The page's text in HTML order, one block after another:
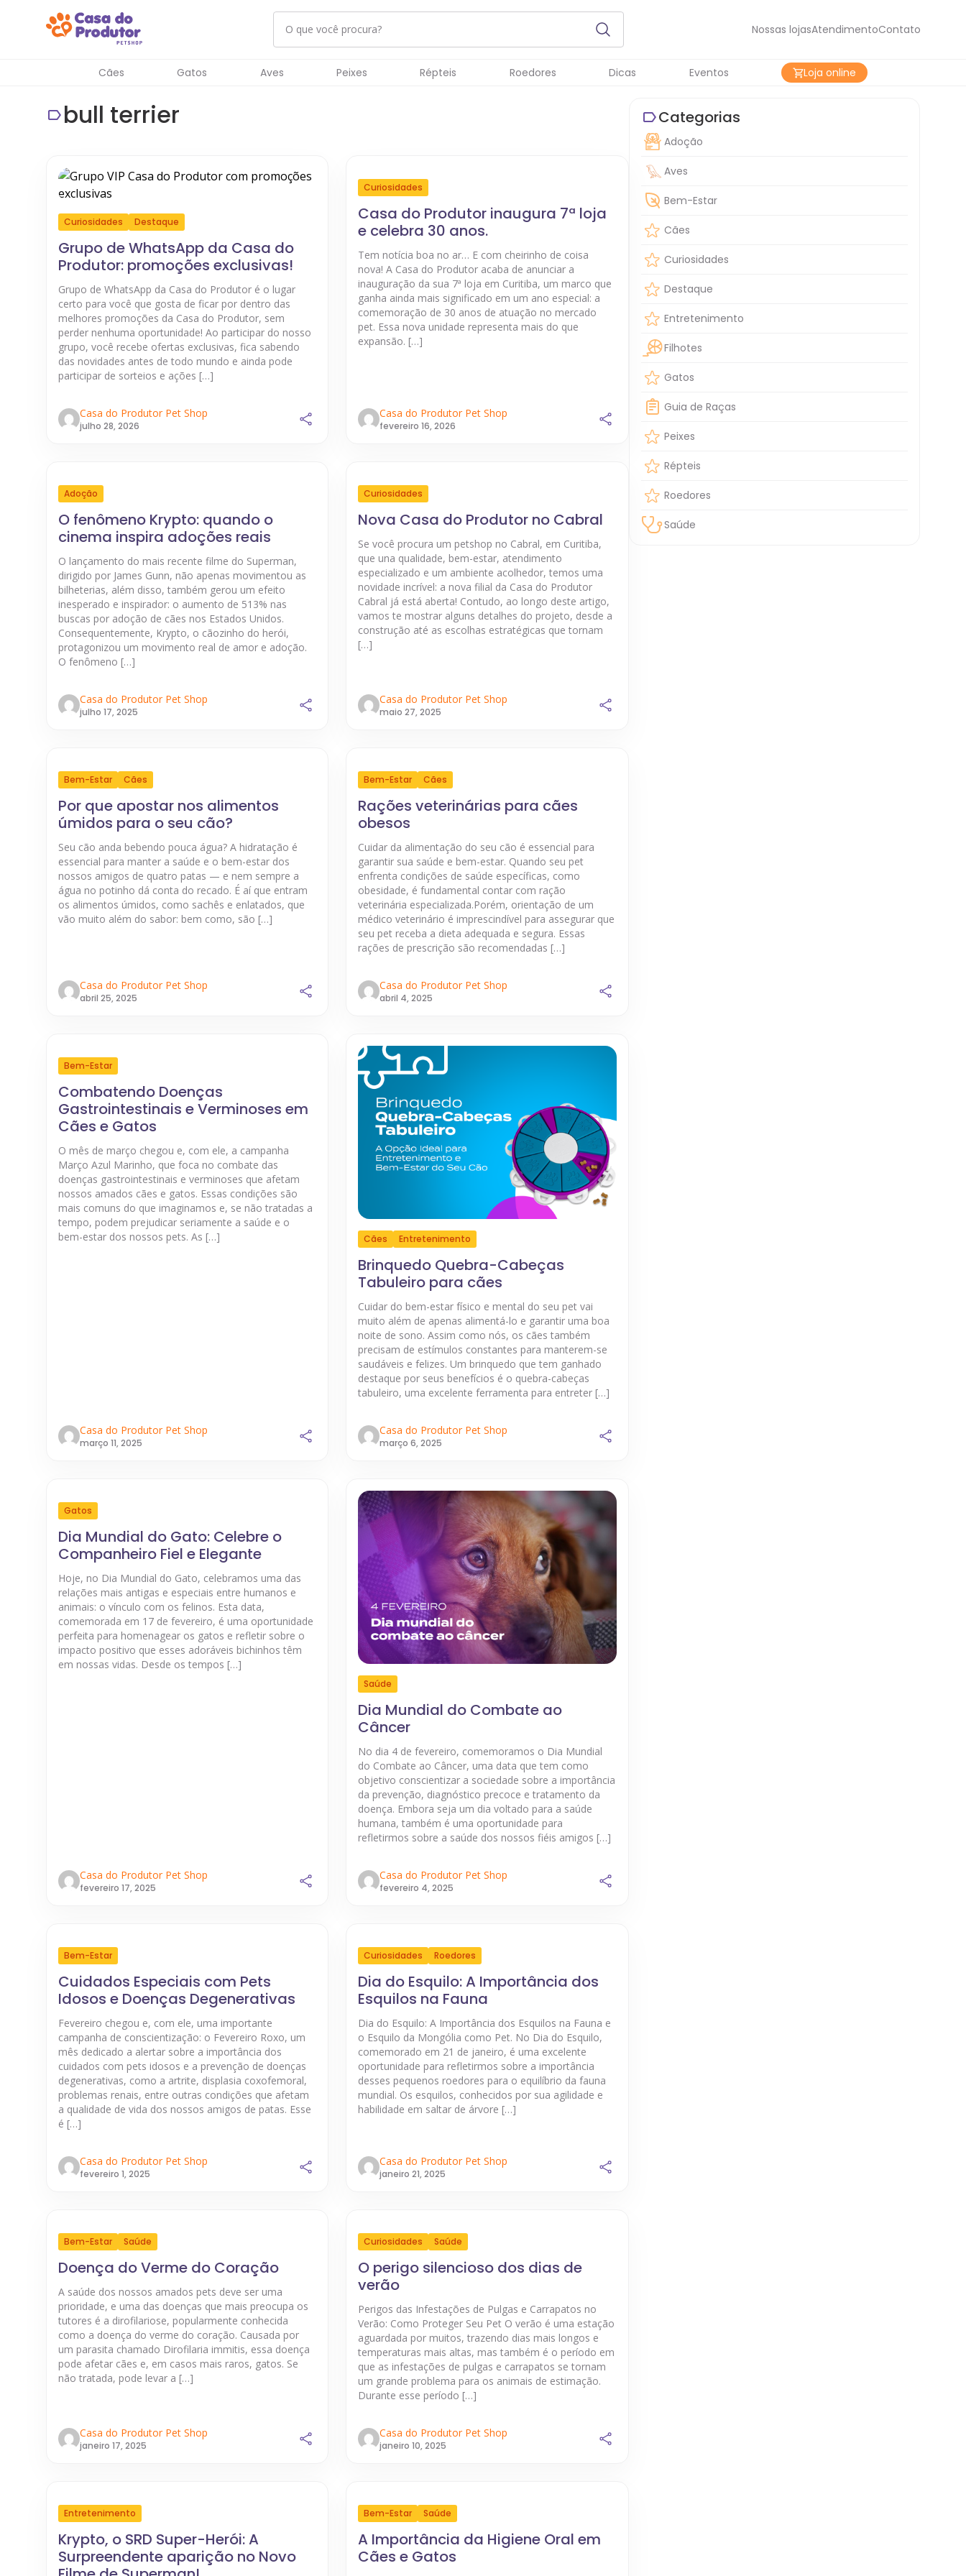
Nossas lojasAtendimentoContato
Cães Gatos Aves Peixes Répteis Roedores Dicas Eventos Loja online
bull terrier
Curiosidades Destaque
Grupo de WhatsApp da Casa do
Produtor: promoções exclusivas!
Grupo de WhatsApp da Casa do Produtor é o lugar
certo para você que gosta de ficar por dentro das
melhores promoções da Casa do Produtor, sem
perder nenhuma oportunidade! Ao participar do nosso
grupo, você recebe ofertas exclusivas, fica sabendo
das novidades antes de todo mundo e ainda pode
participar de sorteios e ações […]
Casa do Produtor Pet Shop
julho 28, 2026
Curiosidades
Casa do Produtor inaugura 7ª loja
e celebra 30 anos.
Tem notícia boa no ar… E com cheirinho de coisa
nova! A Casa do Produtor acaba de anunciar a
inauguração da sua 7ª loja em Curitiba, um marco que
ganha ainda mais significado em um ano especial: a
comemoração de 30 anos de atuação no mercado
pet. Essa nova unidade representa mais do que
expansão. […]
Casa do Produtor Pet Shop
fevereiro 16, 2026
Adoção
O fenômeno Krypto: quando o
cinema inspira adoções reais
O lançamento do mais recente filme do Superman,
dirigido por James Gunn, não apenas movimentou as
bilheterias, além disso, também gerou um efeito
inesperado e inspirador: o aumento de 513% nas
buscas por adoção de cães nos Estados Unidos.
Consequentemente, Krypto, o cãozinho do herói,
protagonizou um movimento real de amor e adoção.
O fenômeno […]
Casa do Produtor Pet Shop
julho 17, 2025
Curiosidades
Nova Casa do Produtor no Cabral
Se você procura um petshop no Cabral, em Curitiba,
que una qualidade, bem-estar, atendimento
especializado e um ambiente acolhedor, temos uma
novidade incrível: a nova filial da Casa do Produtor
Cabral já está aberta! Contudo, ao longo deste artigo,
vamos te mostrar alguns detalhes do projeto, desde a
construção até as escolhas estratégicas que tornam
[…]
Casa do Produtor Pet Shop
maio 27, 2025
Bem-Estar Cães
Por que apostar nos alimentos
úmidos para o seu cão?
Seu cão anda bebendo pouca água? A hidratação é
essencial para manter a saúde e o bem-estar dos
nossos amigos de quatro patas — e nem sempre a
água no potinho dá conta do recado. É aí que entram
os alimentos úmidos, como sachês e enlatados, que
vão muito além do sabor: bem como, são […]
Casa do Produtor Pet Shop
abril 25, 2025
Bem-Estar Cães
Rações veterinárias para cães
obesos
Cuidar da alimentação do seu cão é essencial para
garantir sua saúde e bem-estar. Quando seu pet
enfrenta condições de saúde específicas, como
obesidade, é fundamental contar com ração
veterinária especializada.Porém, orientação de um
médico veterinário é imprescindível para assegurar que
seu pet receba a dieta adequada e segura. Essas
rações de prescrição são recomendadas […]
Casa do Produtor Pet Shop
abril 4, 2025
Bem-Estar
Combatendo Doenças
Gastrointestinais e Verminoses em
Cães e Gatos
O mês de março chegou e, com ele, a campanha
Março Azul Marinho, que foca no combate das
doenças gastrointestinais e verminoses que afetam
nossos amados cães e gatos. Essas condições são
mais comuns do que imaginamos e, se não tratadas a
tempo, podem prejudicar seriamente a saúde e o
bem-estar dos nossos pets. As […]
Casa do Produtor Pet Shop
março 11, 2025
Cães Entretenimento
Brinquedo Quebra-Cabeças
Tabuleiro para cães
Cuidar do bem-estar físico e mental do seu pet vai
muito além de apenas alimentá-lo e garantir uma boa
noite de sono. Assim como nós, os cães também
precisam de estímulos constantes para manterem-se
saudáveis e felizes. Um brinquedo que tem ganhado
destaque por seus benefícios é o quebra-cabeças
tabuleiro, uma excelente ferramenta para entreter […]
Casa do Produtor Pet Shop
março 6, 2025
Gatos
Dia Mundial do Gato: Celebre o
Companheiro Fiel e Elegante
Hoje, no Dia Mundial do Gato, celebramos uma das
relações mais antigas e especiais entre humanos e
animais: o vínculo com os felinos. Esta data,
comemorada em 17 de fevereiro, é uma oportunidade
perfeita para homenagear os gatos e refletir sobre o
impacto positivo que esses adoráveis bichinhos têm
em nossas vidas. Desde os tempos […]
Casa do Produtor Pet Shop
fevereiro 17, 2025
Saúde
Dia Mundial do Combate ao
Câncer
No dia 4 de fevereiro, comemoramos o Dia Mundial
do Combate ao Câncer, uma data que tem como
objetivo conscientizar a sociedade sobre a importância
da prevenção, diagnóstico precoce e tratamento da
doença. Embora seja um dia voltado para a saúde
humana, também é uma oportunidade para
refletirmos sobre a saúde dos nossos fiéis amigos […]
Casa do Produtor Pet Shop
fevereiro 4, 2025
Bem-Estar
Cuidados Especiais com Pets
Idosos e Doenças Degenerativas
Fevereiro chegou e, com ele, uma importante
campanha de conscientização: o Fevereiro Roxo, um
mês dedicado a alertar sobre a importância dos
cuidados com pets idosos e a prevenção de doenças
degenerativas, como a artrite, displasia coxofemoral,
problemas renais, entre outras condições que afetam
a qualidade de vida dos nossos amigos de patas. Esse
é […]
Casa do Produtor Pet Shop
fevereiro 1, 2025
Curiosidades Roedores
Dia do Esquilo: A Importância dos
Esquilos na Fauna
Dia do Esquilo: A Importância dos Esquilos na Fauna e
o Esquilo da Mongólia como Pet. No Dia do Esquilo,
comemorado em 21 de janeiro, é uma excelente
oportunidade para refletirmos sobre a importância
desses pequenos roedores para o equilíbrio da fauna
mundial. Os esquilos, conhecidos por sua agilidade e
habilidade em saltar de árvore […]
Casa do Produtor Pet Shop
janeiro 21, 2025
Bem-Estar Saúde
Doença do Verme do Coração
A saúde dos nossos amados pets deve ser uma
prioridade, e uma das doenças que mais preocupa os
tutores é a dirofilariose, popularmente conhecida
como a doença do verme do coração. Causada por
um parasita chamado Dirofilaria immitis, essa doença
pode afetar cães e, em casos mais raros, gatos. Se
não tratada, pode levar a […]
Casa do Produtor Pet Shop
janeiro 17, 2025
Curiosidades Saúde
O perigo silencioso dos dias de
verão
Perigos das Infestações de Pulgas e Carrapatos no
Verão: Como Proteger Seu Pet O verão é uma estação
aguardada por muitos, trazendo dias mais longos e
temperaturas mais altas, mas também é o período em
que as infestações de pulgas e carrapatos se tornam
um grande problema para os animais de estimação.
Durante esse período […]
Casa do Produtor Pet Shop
janeiro 10, 2025
Entretenimento
Krypto, o SRD Super-Herói: A
Surpreendente aparição no Novo
Bem-Estar Saúde
A Importância da Higiene Oral em
Cães e Gatos
Categorias
Adoção
Aves
Bem-Estar
Cães
Curiosidades
Destaque
Entretenimento
Filhotes
Gatos
Guia de Raças
Peixes
Répteis
Roedores
Saúde